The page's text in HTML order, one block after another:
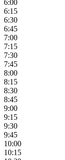
6:00
6:15
6:30
6:45
7:00
7:15
7:30
7:45
8:00
8:15
8:30
8:45
9:00
9:15
9:30
9:45
10:00
10:15